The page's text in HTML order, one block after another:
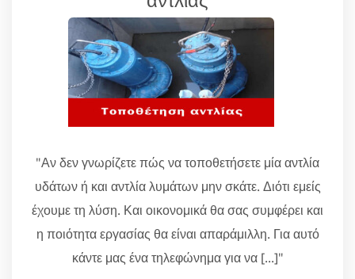
"Αν δεν γνωρίζετε πώς να τοποθετήσετε μία αντλία
υδάτων ή και αντλία λυμάτων μην σκάτε. Διότι εμείς
έχουμε τη λύση. Και οικονομικά θα σας συμφέρει και
η ποιότητα εργασίας θα είναι απαράμιλλη. Για αυτό
κάντε μας ένα τηλεφώνημα για να [...]"